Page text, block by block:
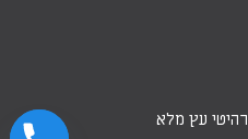
רהיטי עץ מלא